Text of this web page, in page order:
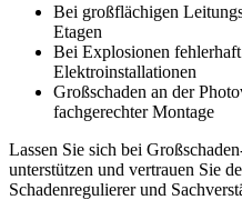
Bei großflächigen
Etagen
Bei Explosionen
Elektroinstallationen
Großschaden an der
fachgerechter Montage
Lassen Sie sich bei
unterstützen und vertrauen Sie
Schadenregulierer und